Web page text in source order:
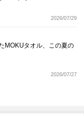
2026/07/29
MOKUタオル、この夏の
2026/07/27